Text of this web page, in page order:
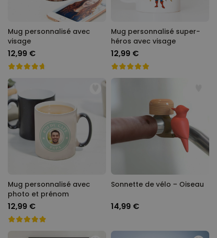
Mug personnalisé avec
visage
12,99 €
Mug personnalisé super-
héros avec visage
12,99 €
Mug personnalisé avec
photo et prénom
12,99 €
Sonnette de vélo – Oiseau
14,99 €